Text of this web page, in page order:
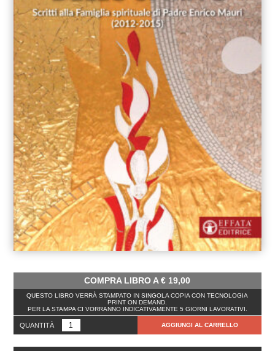
COMPRA LIBRO A€ 19,00
QUESTO LIBRO VERRÀ STAMPATO IN SINGOLA COPIA CON TECNOLOGIA
PRINT ON DEMAND.
PER LA STAMPA CI VORRANNO INDICATIVAMENTE 5 GIORNI LAVORATIVI.
QUANTITÀ AGGIUNGI AL CARRELLO